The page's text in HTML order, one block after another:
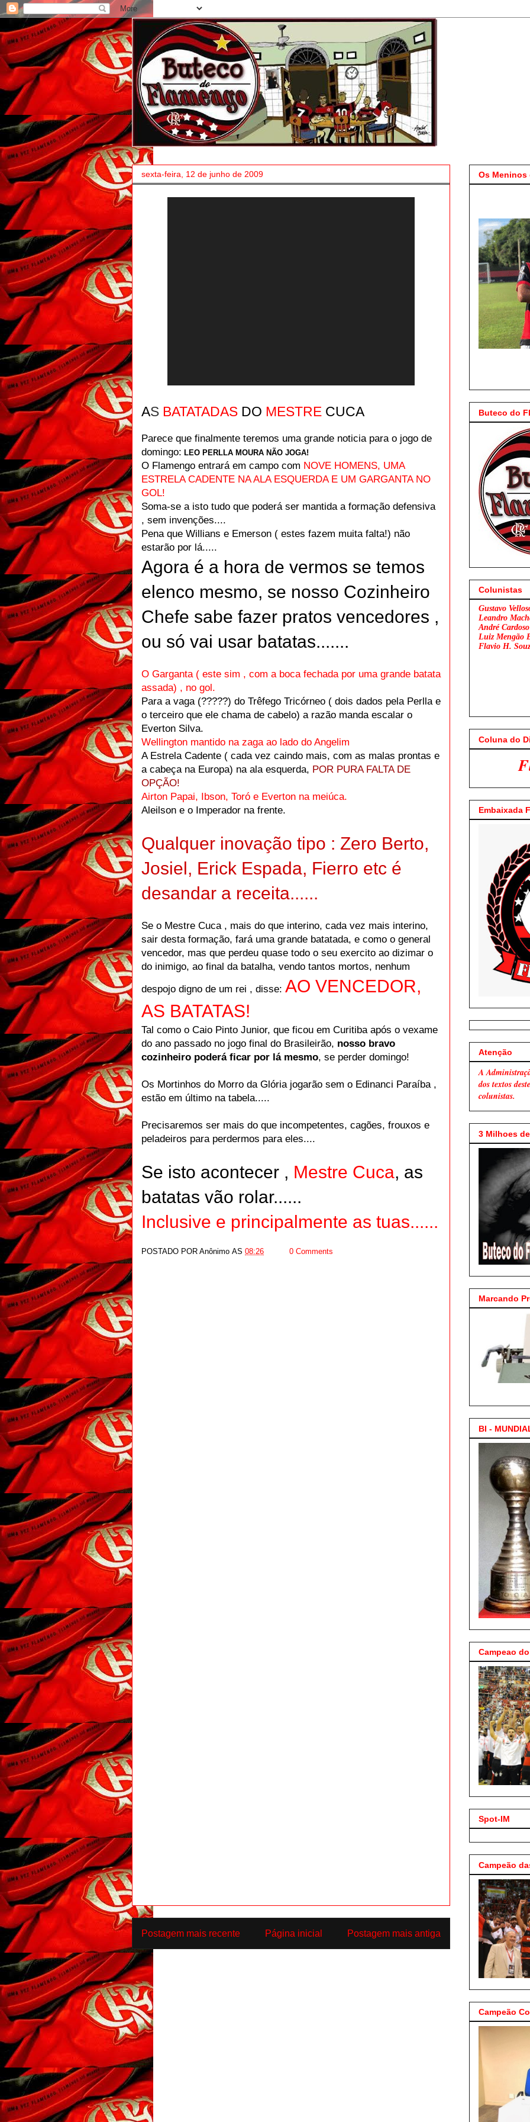
sexta-feira, 12 de junho de 2009
AS BATATADAS DO MESTRE CUCA
Parece que finalmente teremos uma grande noticia para o jogo de
domingo: LEO PERLLA MOURA NÃO JOGA!
O Flamengo entrará em campo com NOVE HOMENS, UMA
ESTRELA CADENTE NA ALA ESQUERDA E UM GARGANTA NO
GOL!
Soma-se a isto tudo que poderá ser mantida a formação defensiva
, sem invenções....
Pena que Willians e Emerson ( estes fazem muita falta!) não
estarão por lá.....
Agora é a hora de vermos se temos
elenco mesmo, se nosso Cozinheiro
Chefe sabe fazer pratos vencedores ,
ou só vai usar batatas.......
O Garganta ( este sim , com a boca fechada por uma grande batata
assada) , no gol.
Para a vaga (?????) do Trêfego Tricórneo ( dois dados pela Perlla e
o terceiro que ele chama de cabelo) a razão manda escalar o
Everton Silva.
Wellington mantido na zaga ao lado do Angelim
A Estrela Cadente ( cada vez caindo mais, com as malas prontas e
a cabeça na Europa) na ala esquerda, POR PURA FALTA DE
OPÇÃO!
Airton Papai, Ibson, Toró e Everton na meiúca.
Aleilson e o Imperador na frente.
Qualquer inovação tipo : Zero Berto,
Josiel, Erick Espada, Fierro etc é
desandar a receita......
Se o Mestre Cuca , mais do que interino, cada vez mais interino,
sair desta formação, fará uma grande batatada, e como o general
vencedor, mas que perdeu quase todo o seu exercito ao dizimar o
do inimigo, ao final da batalha, vendo tantos mortos, nenhum
despojo digno de um rei , disse: AO VENCEDOR,
AS BATATAS!
Tal como o Caio Pinto Junior, que ficou em Curitiba após o vexame
do ano passado no jogo final do Brasileirão, nosso bravo
cozinheiro poderá ficar por lá mesmo, se perder domingo!
Os Mortinhos do Morro da Glória jogarão sem o Edinanci Paraíba ,
estão em último na tabela.....
Precisaremos ser mais do que incompetentes, cagões, frouxos e
peladeiros para perdermos para eles....
Se isto acontecer , Mestre Cuca, as
batatas vão rolar......
Inclusive e principalmente as tuas......
POSTADO POR Anônimo AS 08:26 0 Comments
Postagem mais recente Postagem mais antiga
Página inicial
Os
Buteco do
Colunistas
Gustavo
Leandro
André Cardoso
Luiz Mengão
Flavio H.
Coluna do
Flamengo x São
Embaixada
Atenção
A
dos textos
colunistas.
3 Milhoes
Marcando
BI -
Campeao
Spot-IM
Campeão
Campeão